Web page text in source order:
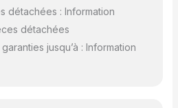
détachées : Information
détachées
jusqu’à : Information